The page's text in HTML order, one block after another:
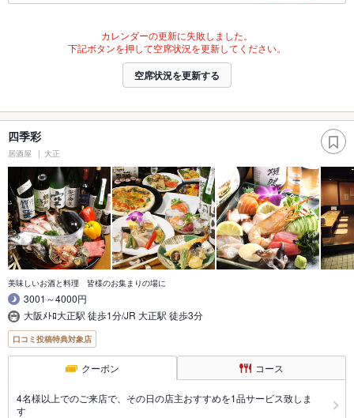
カレンダーの更新に失敗しました。
下記ボタンを押して空席状況を更新してください。
空席状況を更新する
四季彩
居酒屋 大正
美味しいお酒と料理 皆様のお集まりの場に
3001～4000円
大阪ﾒﾄﾛ大正駅 徒歩1分/JR 大正駅 徒歩3分
口コミ投稿特典対象店
クーポン コース
4名様以上でのご来店で、その日の店主おすすめを1品サービス致しま
す